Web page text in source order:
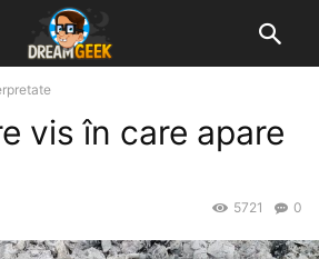
vis în care apare
0
5721